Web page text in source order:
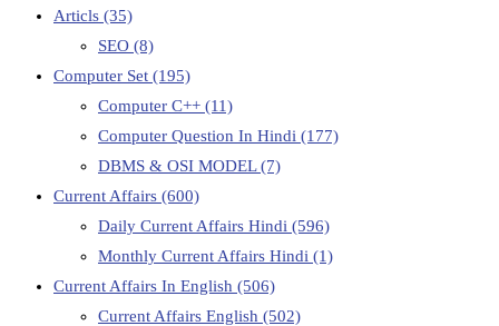
Articls (35)
SEO (8)
Computer Set (195)
Computer C++ (11)
Computer Question In Hindi (177)
DBMS & OSI MODEL(7)
Current Affairs (600)
Daily Current Affairs Hindi (596)
Monthly Current Affairs Hindi (1)
Current Affairs In English (506)
Current Affairs English (502)